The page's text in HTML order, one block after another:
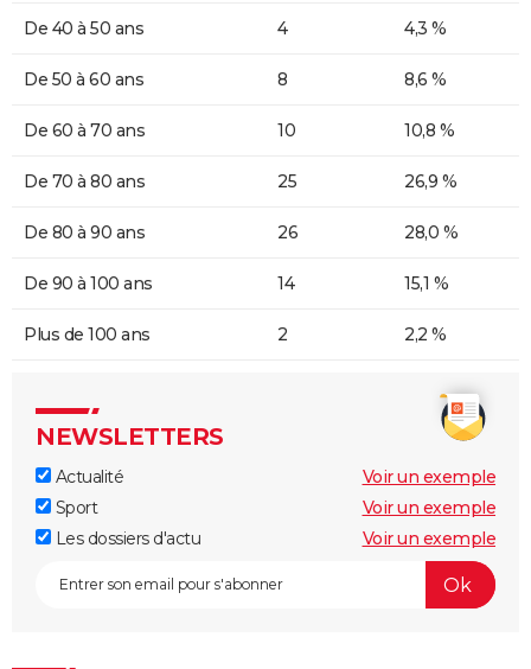
De 40 à 50 ans 4 4,3 %
De 50 à 60 ans 8 8,6 %
De 60 à 70 ans 10 10,8 %
De 70 à 80 ans 25 26,9 %
De 80 à 90 ans 26 28,0 %
De 90 à 100 ans 14 15,1 %
Plus de 100 ans 2 2,2 %
NEWSLETTERS
Actualité
Voir un exemple
Sport
Voir un exemple
Les dossiers d'actu
Voir un exemple